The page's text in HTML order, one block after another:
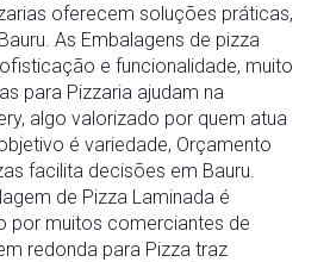
oferecem soluções práticas,
As Embalagens de pizza
e funcionalidade, muito
para Pizzaria ajudam na
algo valorizado por quem atua
é variedade, Orçamento
facilita decisões em Bauru.
de Pizza Laminada é
por muitos comerciantes de
redonda para Pizza traz